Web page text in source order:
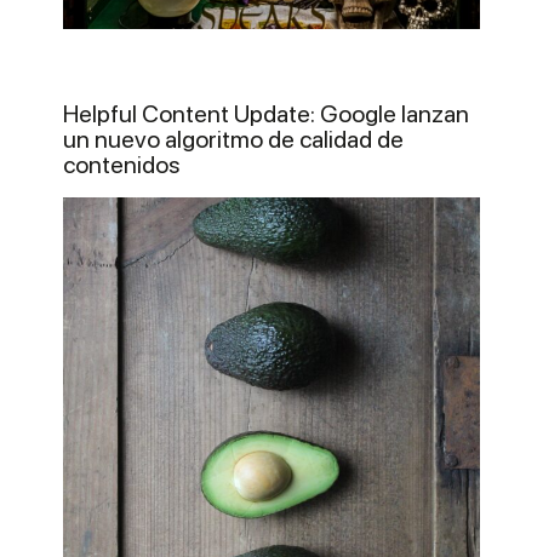
Helpful Content Update: Google lanzan
un nuevo algoritmo de calidad de
contenidos